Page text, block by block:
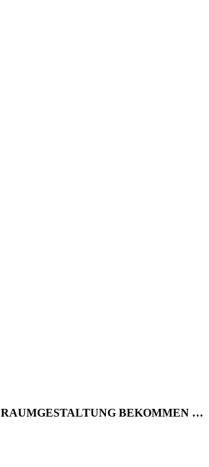
RAUMGESTALTUNG BEKOMMEN …